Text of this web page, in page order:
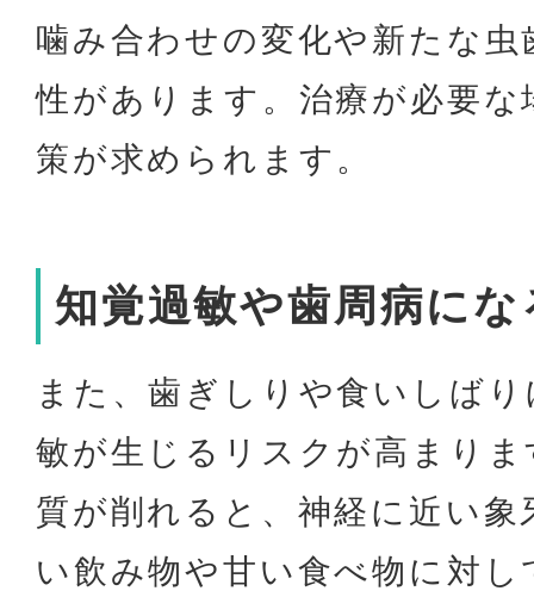
噛み合わせの変化や新たな
性があります。治療が必要
策が求められます。
知覚過敏や歯周病に
また、歯ぎしりや食いしば
敏が生じるリスクが高まり
質が削れると、神経に近い
い飲み物や甘い食べ物に対